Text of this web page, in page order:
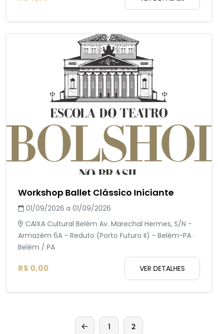
Workshop Ballet Clássico Iniciante
01/09/2026 a 01/09/2026
CAIXA Cultural Belém Av. Marechal Hermes, S/N -
Armazém 6A - Reduto (Porto Futuro II) - Belém-PA ·
Belém / PA
R$ 0,00 VER DETALHES
1 2